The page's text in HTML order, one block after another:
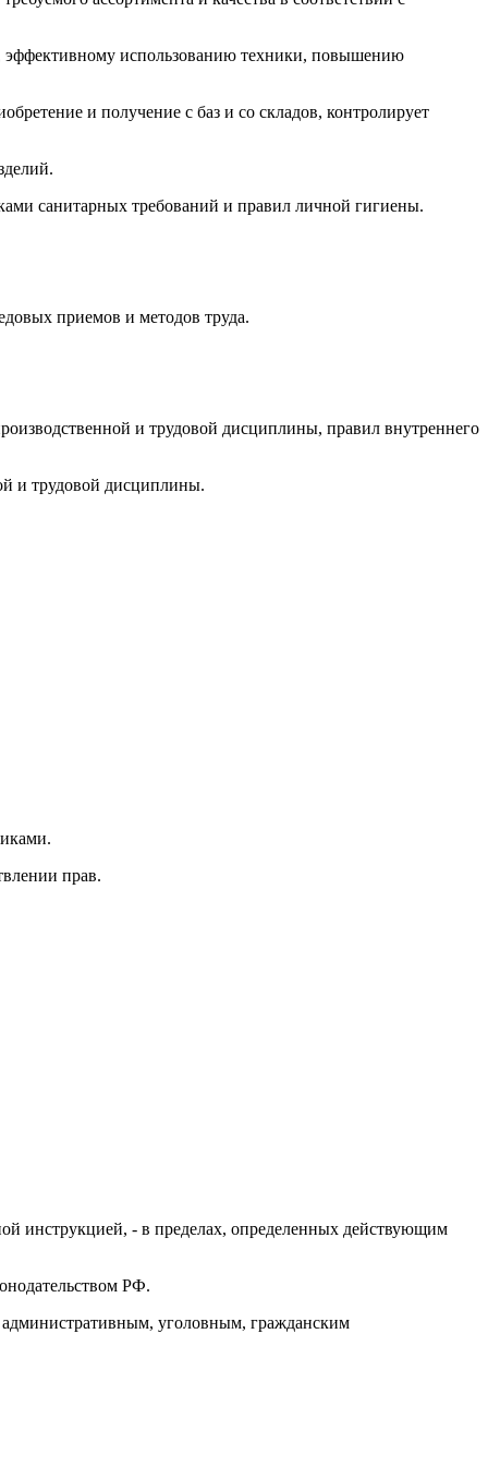
эффективному использованию техники, повышению
и получение с баз и со складов, контролирует
санитарных требований и правил личной гигиены.
приемов и методов труда.
и трудовой дисциплины, правил внутреннего
и трудовой дисциплины.
прав.
инструкцией, - в пределах, определенных действующим
РФ.
административным, уголовным, гражданским